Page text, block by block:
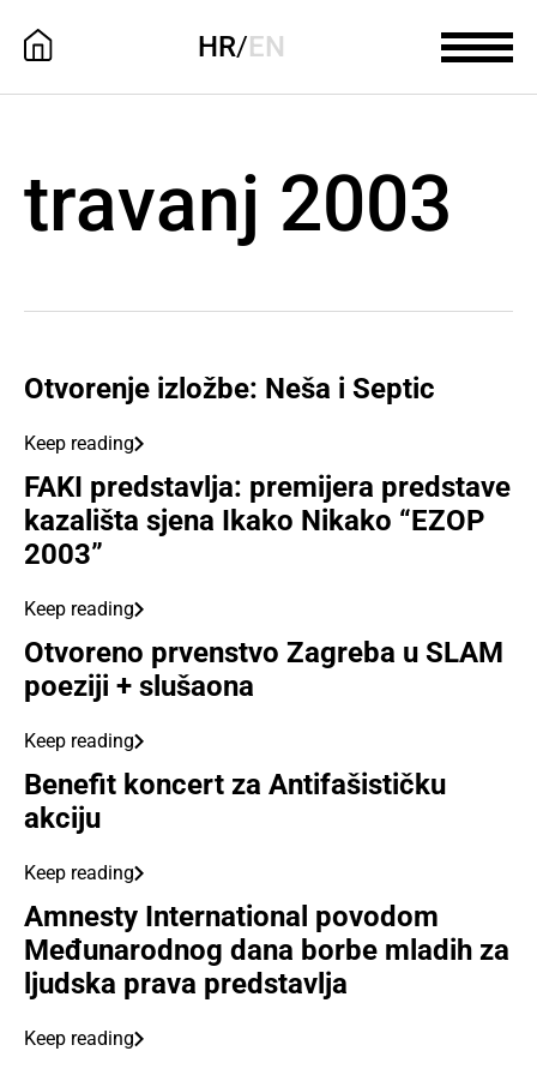
HR/EN
travanj 2003
Otvorenje izložbe: Neša i Septic
Keep reading
FAKI predstavlja: premijera predstave
kazališta sjena Ikako Nikako “EZOP
2003”
Keep reading
Otvoreno prvenstvo Zagreba u SLAM
poeziji + slušaona
Keep reading
Benefit koncert za Antifašističku
akciju
Keep reading
Amnesty International povodom
Međunarodnog dana borbe mladih za
ljudska prava predstavlja
Keep reading